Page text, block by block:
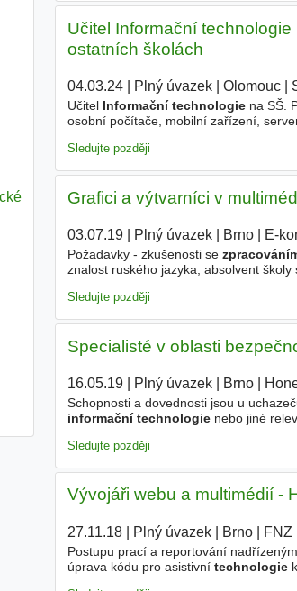
technologie
technologie
technologie
Učitel Informační
ostatních školách
04.03.24| Plný úvazek| Olomouc|
Učitel Informační technologiena SŠ.
osobní počítače, mobilní zařízení,
Sledujte později
Grafici a výtvarníci v
03.07.19| Plný úvazek| Brno| E-
Požadavky - zkušenosti se
znalost ruského jazyka, absolvent
Sledujte později
Specialisté v oblasti
16.05.19| Plný úvazek| Brno|
Schopnosti a dovednosti jsou u
informační technologienebo jiné
Sledujte později
Vývojáři webu a multimédií -
27.11.18| Plný úvazek| Brno| FNZ
Postupu prací a reportování
úprava kódu pro asistivní technologie